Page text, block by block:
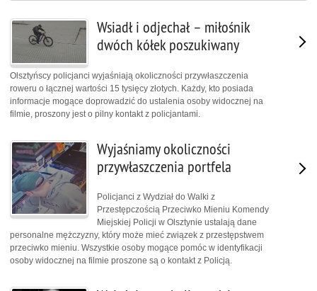
Wsiadł i odjechał – miłośnik
dwóch kółek poszukiwany
Olsztyńscy policjanci wyjaśniają okoliczności przywłaszczenia
roweru o łącznej wartości 15 tysięcy złotych. Każdy, kto posiada
informacje mogące doprowadzić do ustalenia osoby widocznej na
filmie, proszony jest o pilny kontakt z policjantami.
Wyjaśniamy okoliczności
przywłaszczenia portfela
Policjanci z Wydział do Walki z
Przestępczością Przeciwko Mieniu Komendy
Miejskiej Policji w Olsztynie ustalają dane
personalne mężczyzny, który może mieć związek z przestępstwem
przeciwko mieniu. Wszystkie osoby mogące pomóc w identyfikacji
osoby widocznej na filmie proszone są o kontakt z Policją.